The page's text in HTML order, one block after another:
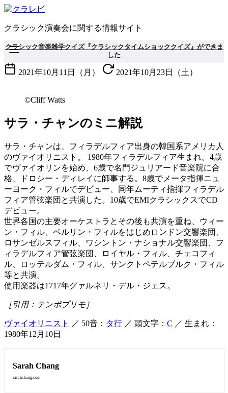
コ
テ
ツ
へ
移
クラシック演奏会に関する情報サイト
クラシック音楽雑学クイズ『クラシックタイムショッククイズ』ができま
した
2021年10月11日（月） 2021年10月23日（土）
©Cliff Watts
サラ・チャンのミニ解説
サラ・チャンは、フィラデルフィア出身の韓国系アメリカ人
のヴァイオリニスト。 1980年フィラデルフィア生まれ。4歳
でヴァイオリンを始め、6歳で名門ジュリアード音楽院に合
格、ドロシー・ディレイに師事する。8歳でメータ指揮ニュ
ーヨーク・フィルでデビュー、同年ムーティ指揮フィラデル
フィア管弦楽団と共演した。10歳でEMIクラシックスでCD
デビュー。
世界各国の主要オーケストラとその後も共演を重ね、ウィー
ン・フィル、ベルリン・フィルをはじめロンドン交響楽団、
ロサンゼルスフィル、ワシントン・ナショナル交響楽団、フ
ィラデルフィア管弦楽団、ロイヤル・フィル、チェコフィ
ル、ロッテルダム・フィル、サンクトペテルブルク・フィル
等と共演。
使用楽器は1717年グァルネリ・デル・ジェス。
［引用：テンポプリモ］
ヴァイオリニスト ／ 50音： タ行 ／ 頭文字： C ／ 生まれ：
1980年12月10日
Sarah Chang
sarahchang.com